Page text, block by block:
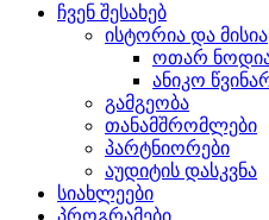
ჩვენ შესახებ
ისტორია და მისია
ოთარ
ანიკო
გამგეობა
თანამშრომლები
პარტნიორები
აუდიტის დასკვნა
სიახლეები
პროგრამები